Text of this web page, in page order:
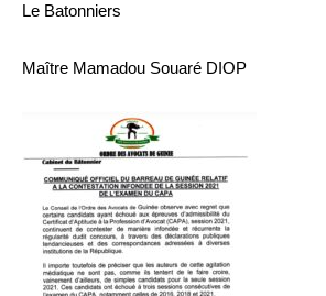
Le Batonniers
Maître Mamadou Souaré DIOP